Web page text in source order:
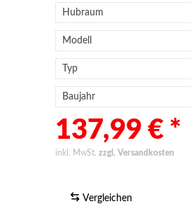
137,99 € *
inkl. MwSt.zzgl. Versandkosten
Vergleichen